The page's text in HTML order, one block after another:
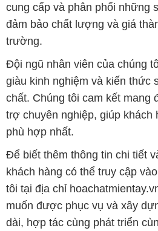
cung cấp và phân phối những
đảm bảo chất lượng và giá
trường.
Đội ngũ nhân viên của chúng
giàu kinh nghiệm và kiến thức
chất. Chúng tôi cam kết mang
trợ chuyên nghiệp, giúp khách
phù hợp nhất.
Để biết thêm thông tin chi tiết
khách hàng có thể truy cập
tôi tại địa chỉ
muốn được phục vụ và xây
dài, hợp tác cùng phát triển